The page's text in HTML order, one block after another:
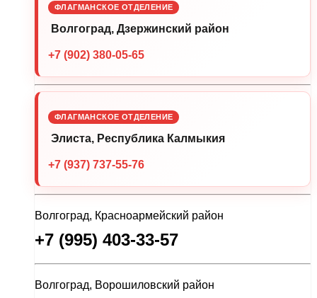
ФЛАГМАНСКОЕ ОТДЕЛЕНИЕ
Волгоград, Дзержинский район
+7 (902) 380-05-65
ФЛАГМАНСКОЕ ОТДЕЛЕНИЕ
Элиста, Республика Калмыкия
+7 (937) 737-55-76
Волгоград, Красноармейский район
+7 (995) 403-33-57
Волгоград, Ворошиловский район